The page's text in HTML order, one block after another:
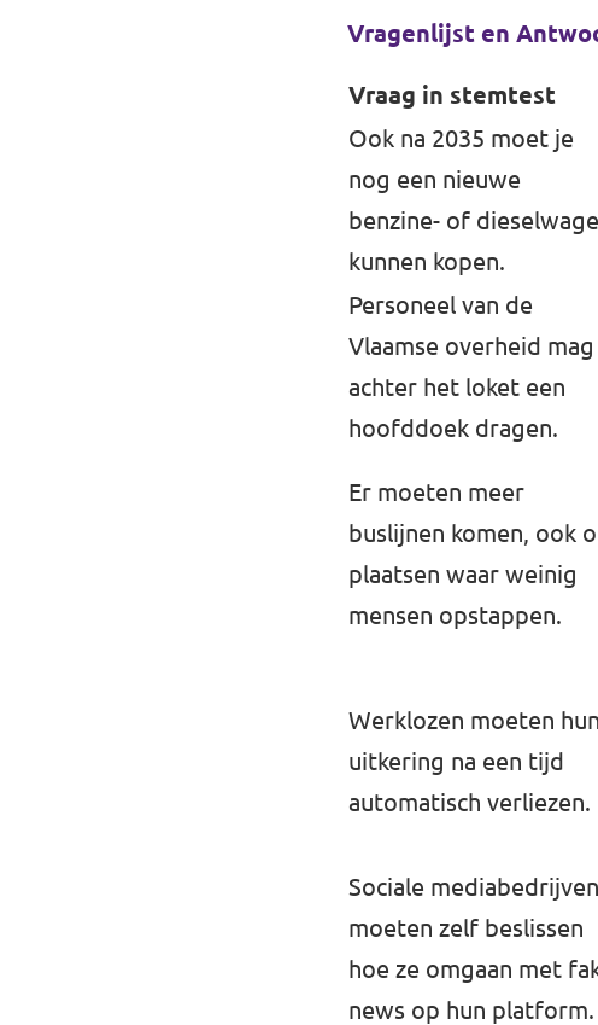
Vragenlijst en
Vraag in stemtest
Ook na 2035 moet je
nog een nieuwe
benzine- of
kunnen kopen.
Personeel van de
Vlaamse overheid mag
achter het loket een
hoofddoek dragen.
Er moeten meer
buslijnen komen, ook
plaatsen waar weinig
mensen opstappen.
Werklozen moeten hun
⁠uitkering⁠ na een tijd
automatisch verliezen.
Sociale mediabedrijven
moeten zelf beslissen
hoe ze omgaan met
news⁠ op hun platform.